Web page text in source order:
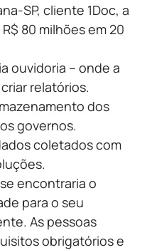
SP, cliente 1Doc, a
80 milhões em 20
ouvidoria – onde a
relatórios.
dos
governos.
coletados com
encontraria o
para o seu
As pessoas
obrigatórios e